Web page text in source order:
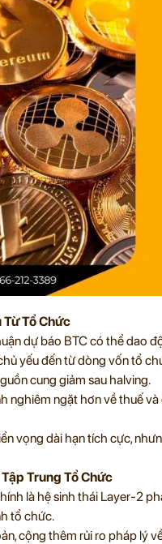
Từ Tổ Chức
dự báo BTC có thể dao
yếu đến từ dòng vốn tổ
cung giảm sau halving.
nghiêm ngặt hơn về thuế và
vọng dài hạn tích cực,
Trung Tổ Chức
là hệ sinh thái Layer-2
tổ chức.
cộng thêm rủi ro pháp lý